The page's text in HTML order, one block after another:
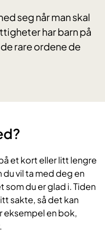
seg når man skal
har barn på
rare ordene de
et kort eller litt lengre
vil ta med deg en
som du er glad i. Tiden
sakte, så det kan
eksempel en bok,